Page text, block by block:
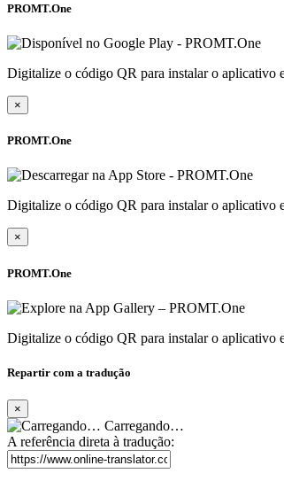
PROMT.One
Digitalize o código QR para instalar o aplicativo
×
PROMT.One
Digitalize o código QR para instalar o aplicativo
×
PROMT.One
Digitalize o código QR para instalar o aplicativo
Repartir com a tradução
×
Carregando…
A referência direta à tradução: